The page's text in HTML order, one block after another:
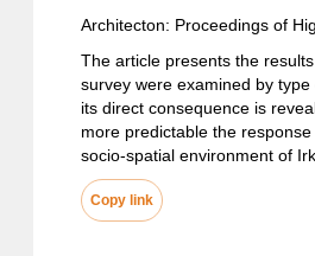
Architecton: Proceedings of
The article presents the
survey were examined by
its direct consequence is
more predictable the
socio-spatial environment of
Copy link